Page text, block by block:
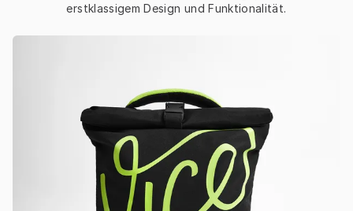
erstklassigem Design und Funktionalität.